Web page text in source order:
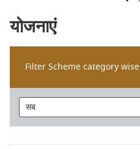
योजनाएं
Filter Scheme category wise